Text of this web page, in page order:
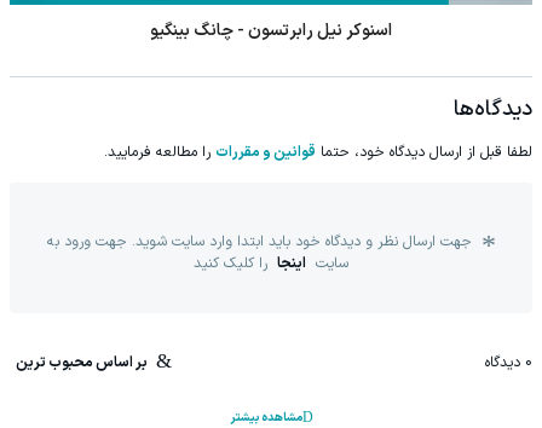
اسنوکر نیل رابرتسون - چانگ بینگیو
دیدگاه‌ها
لطفا قبل از ارسال دیدگاه خود، حتما قوانین و مقررات را مطالعه فرمایید.
جهت ارسال نظر و دیدگاه خود باید ابتدا وارد سایت شوید. جهت ورود به
سایت اینجا را کلیک کنید
0 دیدگاه بر اساس محبوب ترین
مشاهده بیشتر